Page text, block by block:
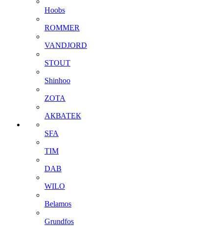
Hoobs
ROMMER
VANDJORD
STOUT
Shinhoo
ZOTA
АКВАТЕК
SFA
TIM
DAB
WILO
Belamos
Grundfos